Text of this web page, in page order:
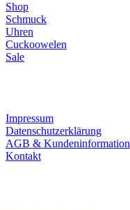
Shop
Schmuck
Uhren
Cuckoowelen
Sale
Impressum
Datenschutzerklärung
AGB & Kundeninformation
Kontakt